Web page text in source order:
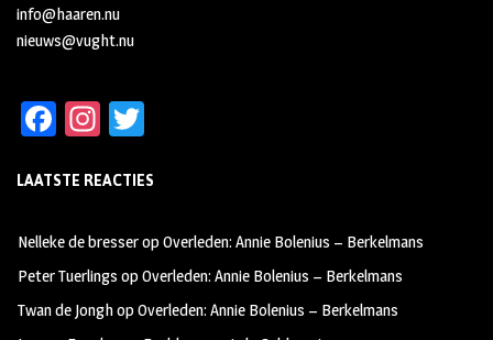
info@haaren.nu
nieuws@vught.nu
Fa
b
oo
k
In
ag
m
tt
LAATSTE REACTIES
Nelleke de bresseropOverleden: Annie Bolenius – Berkelmans
Peter Tuerlings opOverleden: Annie Bolenius – Berkelmans
Twan de JonghopOverleden: Annie Bolenius – Berkelmans